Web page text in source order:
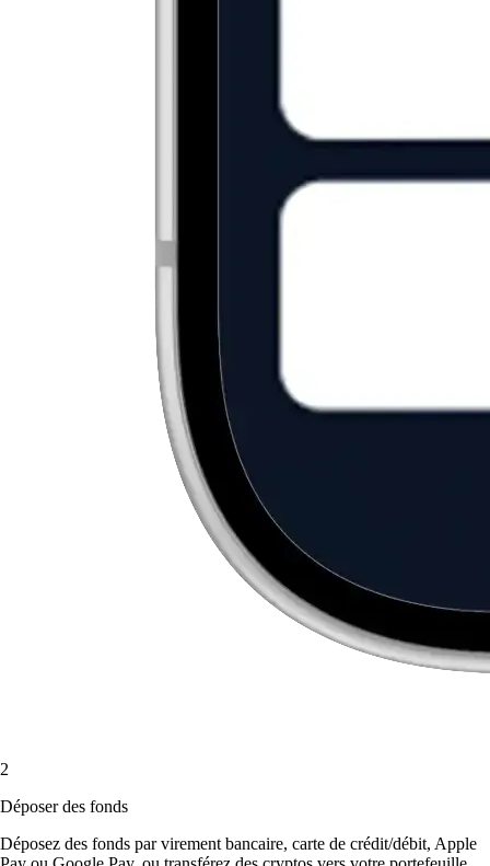
2
Déposer des fonds
Déposez des fonds par virement bancaire, carte de crédit/débit, Apple